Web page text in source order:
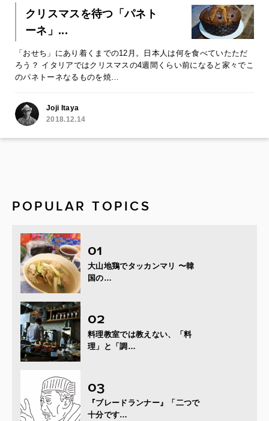
クリスマスを待つ「パネト
ーネ」...
「おせち」にあり着くまでの12月。日本人は何を食べていたただ
ろう？ イタリアではクリスマスの4週間くらい前になると家々でこ
のパネトーネなるものを焼…
Joji Itaya
2018.12.14
POPULAR TOPICS
大山地鶏でタッカンマリ 〜韓
国の…
料理教室では教えない、「料
理」と「調…
『ブレードランナー』「二つで
十分です…